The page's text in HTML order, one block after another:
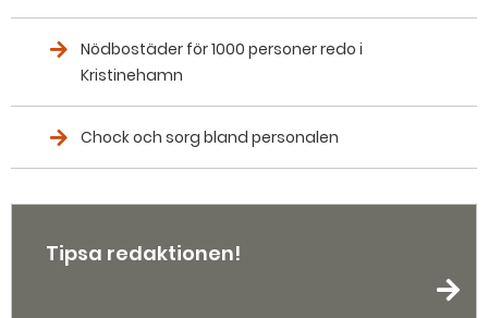
Nödbostäder för 1000 personer redo i
Kristinehamn
Chock och sorg bland personalen
Tipsa redaktionen!